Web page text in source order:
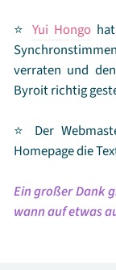
Verwirrt schaute
Hektisch kramte
Handspiegel und
Überglücklich
also erzählte
war. Ich zitiere.
woanders als
⭐ Yui Hongohat
verraten und
Byroit richtig
⭐ Der
Homepage die
Ein großer Dank
wann auf etwas